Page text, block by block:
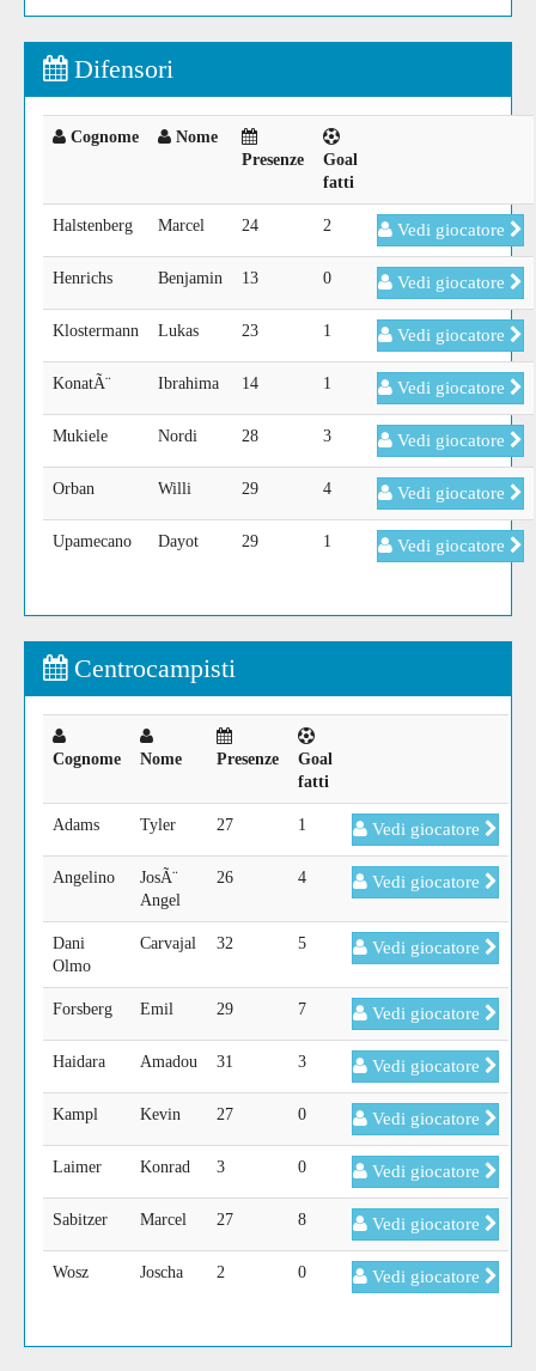
Difensori
Cognome
Nome
Presenze
Goal
fatti
Halstenberg Marcel 24 2 Vedi giocatore
Henrichs Benjamin 13 0 Vedi giocatore
Klostermann Lukas 23 1 Vedi giocatore
KonatÃ¨ Ibrahima 14 1 Vedi giocatore
Mukiele Nordi 28 3 Vedi giocatore
Orban Willi 29 4 Vedi giocatore
Upamecano Dayot 29 1 Vedi giocatore
Centrocampisti
Cognome Nome Presenze
Goal
fatti
Adams Tyler 27 1 Vedi giocatore
Angelino
JosÃ¨
Angel
26 4 Vedi giocatore
Dani
Olmo
Carvajal 32 5 Vedi giocatore
Forsberg Emil 29 7 Vedi giocatore
Haidara Amadou 31 3 Vedi giocatore
Kampl Kevin 27 0 Vedi giocatore
Laimer Konrad 3 0 Vedi giocatore
Sabitzer Marcel 27 8 Vedi giocatore
Wosz Joscha 2 0 Vedi giocatore